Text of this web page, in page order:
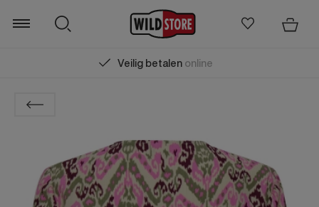
Veilig betalenonline
Zoeken